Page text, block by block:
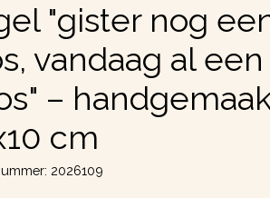
"gister nog
vandaag al
–
cm
2026109